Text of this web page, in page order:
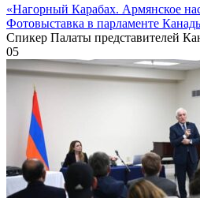
«Нагорный Карабах. Армянское
Фотовыставка в парламенте
Спикер Палаты представителей
05